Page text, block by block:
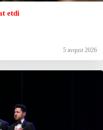
etdi
5 avqust 2026